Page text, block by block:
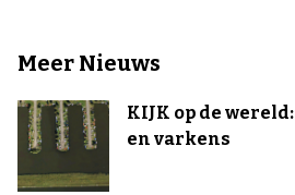
Meer Nieuws
KIJK op de
en varkens